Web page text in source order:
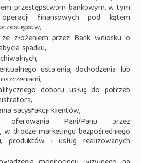
przestępstwom bankowym, w tym
finansowych pod kątem
złożeniem przez Bank wniosku o
spadku,
ustalenia, dochodzenia lub
doboru usług do potrzeb
satysfakcji klientów,
Pani/Panu przez
w drodze marketingu bezpośredniego
produktów i usług realizowanych